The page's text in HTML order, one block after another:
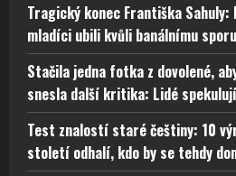
Tragický konec Františka
mladíci ubili kvůli banálnímu sporu
Stačila jedna fotka z dovolené,
snesla další kritika: Lidé
Test znalostí staré češtiny: 10
století odhalí, kdo by se tehdy